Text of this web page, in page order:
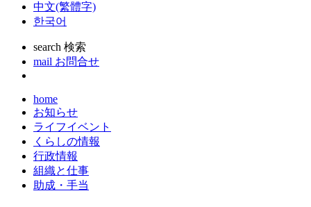
中文(繁體字)
한국어
search 検索
mail お問合せ
home
お知らせ
ライフイベント
くらしの情報
行政情報
組織と仕事
助成・手当